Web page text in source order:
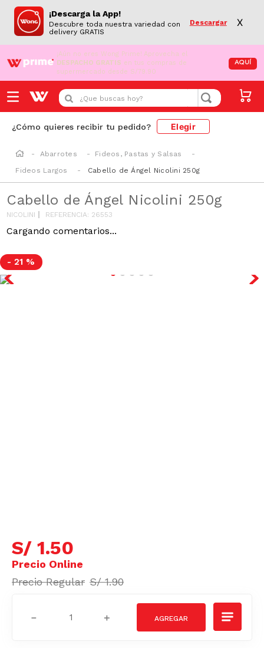
¡Descarga la App!
Descubre toda nuestra variedad con
delivery GRATIS
Descargar X
¡Aún no eres Wong Prime! Aprovecha el
DESPACHO GRATIS en tus compras de
supermercado desde S/79.90
AQUÍ
¿Que buscas hoy?
¿Cómo quieres recibir tu pedido? Elegir
Abarrotes
Fideos, Pastas y Salsas
Fideos Largos
Cabello de Ángel Nicolini 250g
Cabello de Ángel Nicolini 250g
NICOLINI REFERENCIA: 26553
Cargando comentarios...
- 21 %
S/ 1.50
S/ 1.90
＋
－